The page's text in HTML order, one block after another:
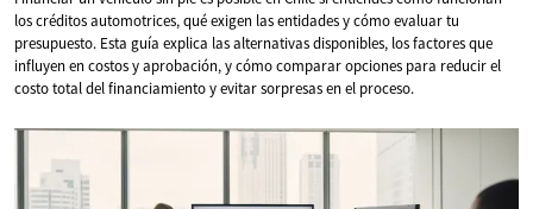
los créditos automotrices, qué exigen las entidades y cómo evaluar tu
presupuesto. Esta guía explica las alternativas disponibles, los factores que
influyen en costos y aprobación, y cómo comparar opciones para reducir el
costo total del financiamiento y evitar sorpresas en el proceso.